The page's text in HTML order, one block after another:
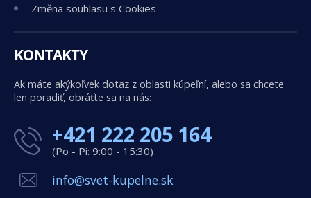
Změna souhlasu s Cookies
KONTAKTY
Ak máte akýkoľvek dotaz z oblasti kúpeľní, alebo sa chcete
len poradiť, obráťte sa na nás:
+421 222 205 164
(Po - Pi: 9:00 - 15:30)
info@svet-kupelne.sk